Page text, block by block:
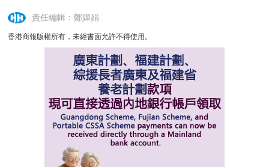
責任編輯：鄭嬋娟
香港商報版權所有，未經書面允許不得使用。